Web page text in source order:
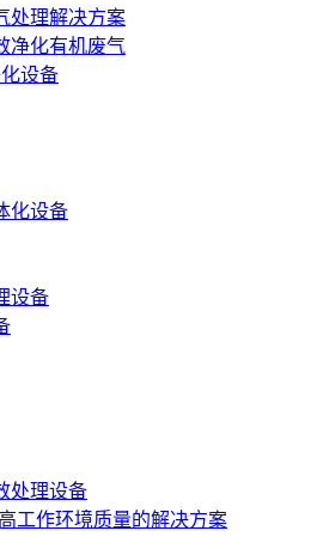
处理解决方案
净化有机废气
设备
化设备
设备
处理设备
工作环境质量的解决方案